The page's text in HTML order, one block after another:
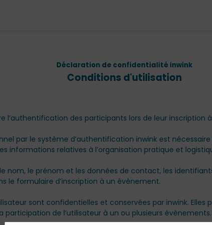
Déclaration de confidentialité inwink
Conditions d'utilisation
l’authentification des participants lors de leur inscription
par le système d’authentification inwink est
informations relatives à l’organisation pratique et
nom, le prénom et les données de contact, les
le formulaire d’inscription à un évènement.
sont confidentielles et conservées par inwink.
de l’utilisateur à un ou plusieurs évènements.